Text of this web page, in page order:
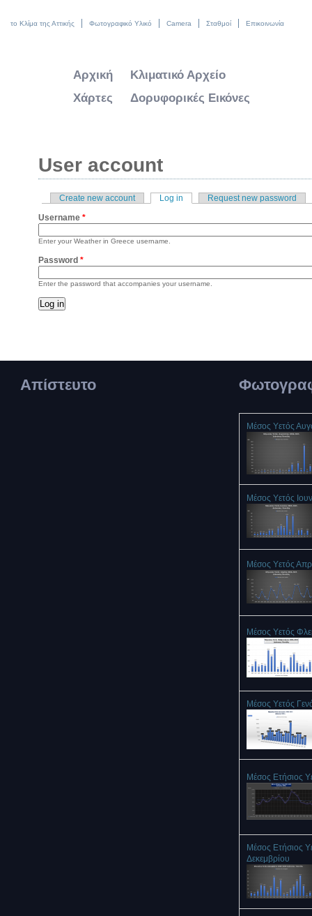
το Κλίμα της Αττικής Φωτογραφικό Υλικό Camera Σταθμοί Επικοινωνία
Αρχική
Κλιματικό Αρχείο
Χάρτες
Δορυφορικές Εικόνες
User account
Primary tabs
Create new account Log in (active tab)Request new password
Username *
Enter your Weather in Greece username.
Password *
Enter the password that accompanies your username.
Απίστευτο
Μέσος Υετός
Μέσος Υετός
Μέσος Υετός
Μέσος Υετός
Μέσος Υετός
Μέσος Ετήσιος
Μέσος Ετήσιος
Δεκεμβρίου